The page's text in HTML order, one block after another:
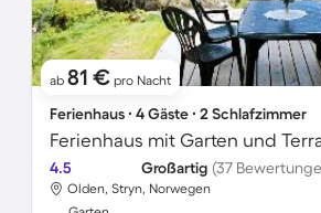
ab 81 € pro Nacht
Ferienhaus ∙ 4 Gäste ∙ 2 Schlafzimmer
Ferienhaus mit Garten und
4.5 Großartig (37
Olden, Stryn, Norwegen